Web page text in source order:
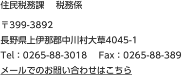
住民税務課 税務係
〒399-3892
長野県上伊那郡中川村大草4045-1
Tel：0265-88-3018
Fax：0265-88-
メールでのお問い合わせはこちら